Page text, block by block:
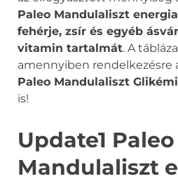
Paleo Mandulaliszt
fehérje, zsír és egyéb
vitamin tartalmát. A
amennyiben rendelkezésre
Paleo Mandulaliszt
is!
Update1 Paleo
Mandulaliszt